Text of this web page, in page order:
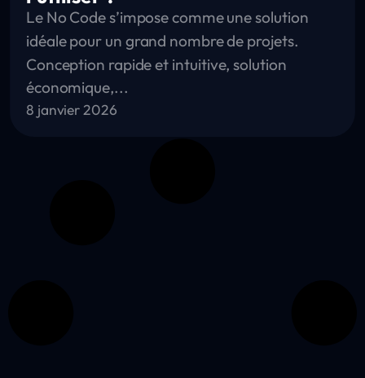
Le No Code s’impose comme une solution
idéale pour un grand nombre de projets.
Conception rapide et intuitive, solution
économique,...
8 janvier 2026